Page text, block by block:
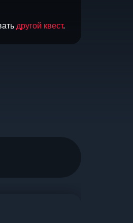
другой квест.